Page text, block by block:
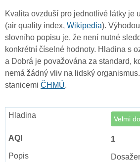
Kvalita ovzduší pro jednotlivé látky je
(air quality index, Wikipedia).
slovního popisu je, že není nutné
konkrétní číselné hodnoty. Hladina s
a Dobrá je považována za standard,
nemá žádný vliv na lidský
stanicemi ČHMÚ.
Velmi
1